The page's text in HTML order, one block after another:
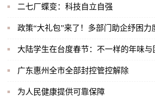
二七厂蝶变：科技自立自强
政策“大礼包”来了！多部门助企纾困力
大陆学生在台度春节：不一样的年味与
广东惠州全市全部封控管控解除
为人民健康提供可靠保障